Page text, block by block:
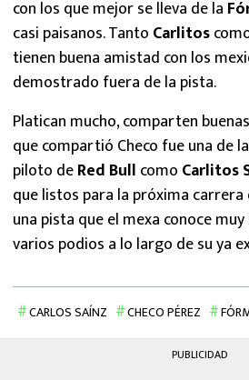
con los que mejor se lleva de la
casi paisanos. Tanto Carlitos
tienen buena amistad con los
demostrado fuera de la pista.
Platican mucho, comparten
que compartió Checo fue una de
piloto deRed Bull como Carlitos
que listos para la próxima carrera
una pista que el mexa conoce
varios podios a lo largo de su ya
CARLOS SAÍNZ CHECO PÉREZ
PUBLICIDAD